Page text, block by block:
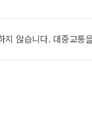
않습니다. 대중교통